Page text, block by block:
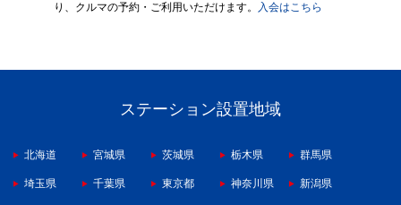
り、クルマの予約・ご利用いただけます。
入会はこちら
ステーション設置地域
北海道 宮城県 茨城県 栃木県 群馬県
埼玉県 千葉県 東京都 神奈川県 新潟県